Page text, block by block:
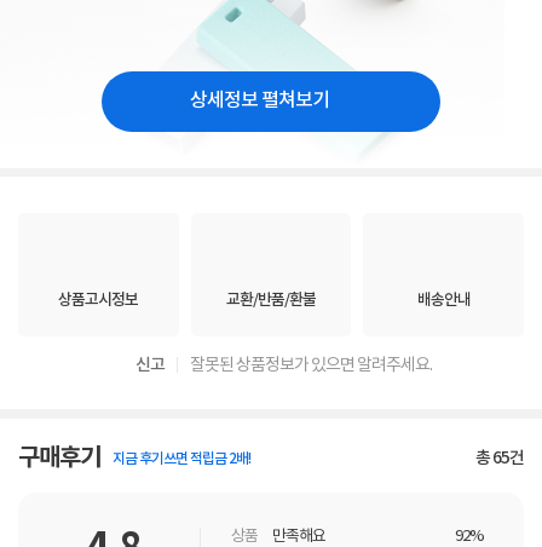
상세정보 펼쳐보기
상품고시정보 교환/반품/환불 배송안내
신고 잘못된 상품정보가 있으면 알려주세요.
구매후기 지금 후기쓰면 적립금 2배! 총65건
상품 만족해요
92%